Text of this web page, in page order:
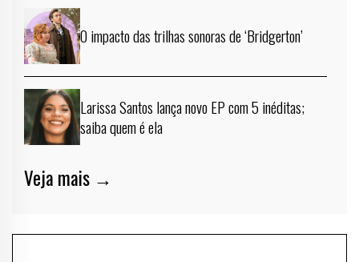
O impacto das trilhas sonoras de ‘Bridgerton’
Larissa Santos lança novo EP com 5 inéditas;
saiba quem é ela
Veja mais →